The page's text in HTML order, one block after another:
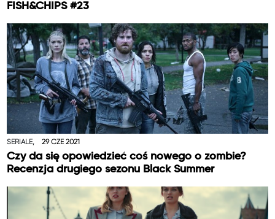
FISH&CHIPS #23
SERIALE, 29 CZE 2021
Czy da się opowiedzieć coś nowego o zombie?
Recenzja drugiego sezonu Black Summer